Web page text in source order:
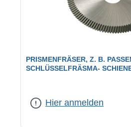
PRISMENFRÄSER, Z. B.
SCHLÜSSELFRÄSMA-
Hier anmelden